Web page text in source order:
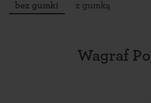
bez gumki z gumką
Wagraf